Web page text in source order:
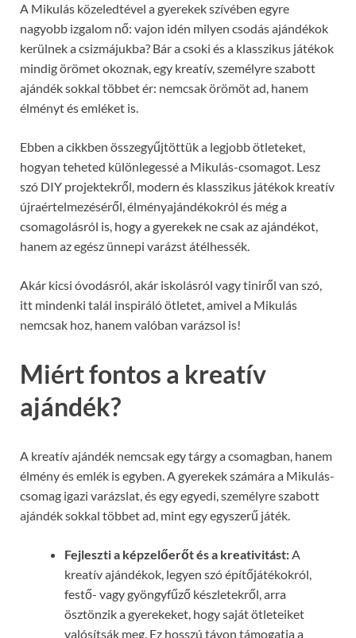
A Mikulás közeledtével a gyerekek szívében egyre
nagyobb izgalom nő: vajon idén milyen csodás ajándékok
kerülnek a csizmájukba? Bár a csoki és a klasszikus játékok
mindig örömet okoznak, egy kreatív, személyre szabott
ajándék sokkal többet ér: nemcsak örömöt ad, hanem
élményt és emléket is.
Ebben a cikkben összegyűjtöttük a legjobb ötleteket,
hogyan teheted különlegessé a Mikulás-csomagot. Lesz
szó DIY projektekről, modern és klasszikus játékok kreatív
újraértelmezéséről, élményajándékokról és még a
csomagolásról is, hogy a gyerekek ne csak az ajándékot,
hanem az egész ünnepi varázst átélhessék.
Akár kicsi óvodásról, akár iskolásról vagy tiniről van szó,
itt mindenki talál inspiráló ötletet, amivel a Mikulás
nemcsak hoz, hanem valóban varázsol is!
Miért fontos a kreatív
ajándék?
A kreatív ajándék nemcsak egy tárgy a csomagban, hanem
élmény és emlék is egyben. A gyerekek számára a Mikulás-
csomag igazi varázslat, és egy egyedi, személyre szabott
ajándék sokkal többet ad, mint egy egyszerű játék.
Fejleszti a képzelőerőt és a kreativitást:A
kreatív ajándékok, legyen szó építőjátékokról,
festő- vagy gyöngyfűző készletekről, arra
ösztönzik a gyerekeket, hogy saját ötleteiket
valósítsák meg. Ez hosszú távon támogatja a